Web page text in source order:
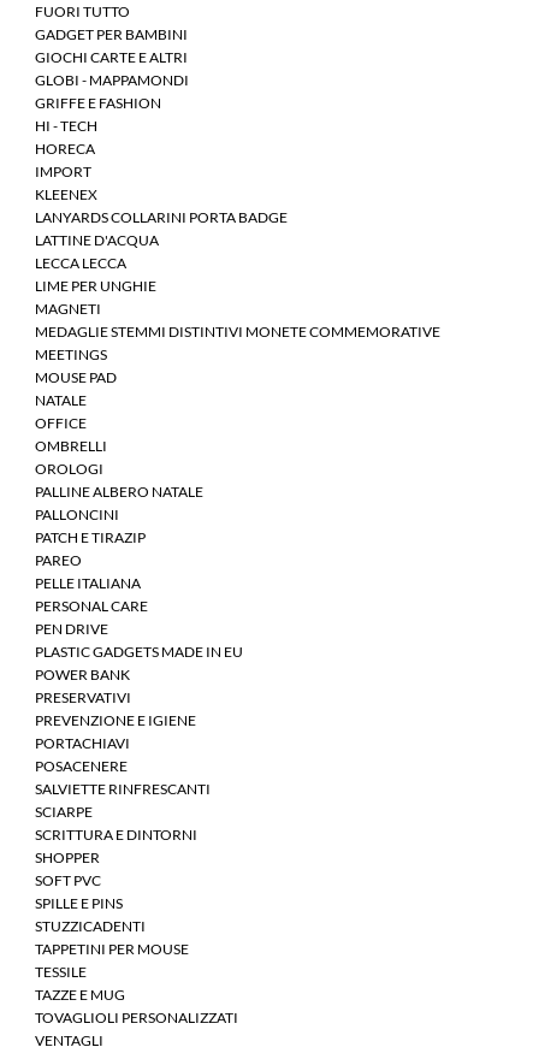
FUORI TUTTO
GADGET PER BAMBINI
GIOCHI CARTE E ALTRI
GLOBI - MAPPAMONDI
GRIFFE E FASHION
HI - TECH
HORECA
IMPORT
KLEENEX
LANYARDS COLLARINI PORTA BADGE
LATTINE D'ACQUA
LECCA LECCA
LIME PER UNGHIE
MAGNETI
MEDAGLIE STEMMI DISTINTIVI MONETE COMMEMORATIVE
MEETINGS
MOUSE PAD
NATALE
OFFICE
OMBRELLI
OROLOGI
PALLINE ALBERO NATALE
PALLONCINI
PATCH E TIRAZIP
PAREO
PELLE ITALIANA
PERSONAL CARE
PEN DRIVE
PLASTIC GADGETS MADE IN EU
POWER BANK
PRESERVATIVI
PREVENZIONE E IGIENE
PORTACHIAVI
POSACENERE
SALVIETTE RINFRESCANTI
SCIARPE
SCRITTURA E DINTORNI
SHOPPER
SOFT PVC
SPILLE E PINS
STUZZICADENTI
TAPPETINI PER MOUSE
TESSILE
TAZZE E MUG
TOVAGLIOLI PERSONALIZZATI
VENTAGLI